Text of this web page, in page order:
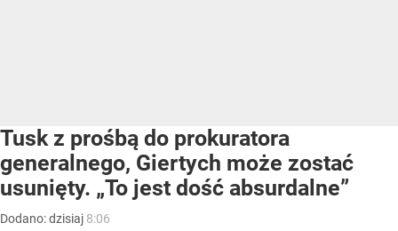
Tusk z prośbą do prokuratora
generalnego, Giertych może zostać
usunięty. „To jest dość absurdalne”
Dodano:dzisiaj 8:06